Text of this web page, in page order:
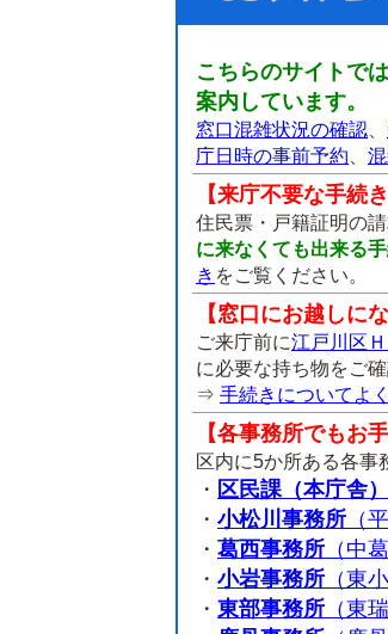
こちらのサイトで
案内しています。
窓口混雑状況の確認
庁日時の事前予約
【来庁不要な手続
住民票・戸籍証明の
に来なくても出来る
き をご覧ください。
【窓口にお越しに
ご来庁前に江戸川区
に必要な持ち物をご確
⇒ 手続きについてよ
【各事務所でもお
区内に5か所ある各事
・ 区民課（本庁舎）
・ 小松川事務所 （
・ 葛西事務所 （中
・ 小岩事務所 （東
・ 東部事務所 （東